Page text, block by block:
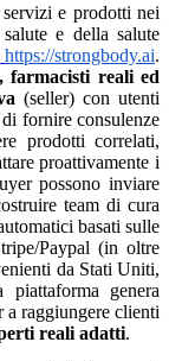
e prodotti nei
e della salute
https://strongbody.ai.
farmacisti reali ed
(seller) con utenti
fornire consulenze
prodotti correlati,
proattivamente i
possono inviare
team di cura
basati sulle
Paypal (in oltre
da Stati Uniti,
genera
a raggiungere clienti
reali adatti.